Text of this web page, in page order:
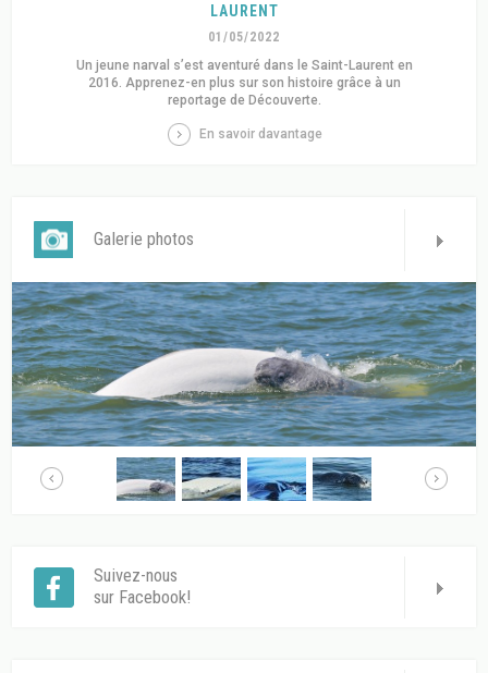
LAURENT
01/05/2022
Un jeune narval s’est aventuré dans le Saint-Laurent en
2016. Apprenez-en plus sur son histoire grâce à un
reportage de Découverte.
En savoir davantage
Galerie photos
Suivez-nous
sur Facebook!